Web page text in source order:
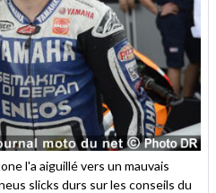
l'a aiguillé vers un mauvais
slicks durs sur les conseils du